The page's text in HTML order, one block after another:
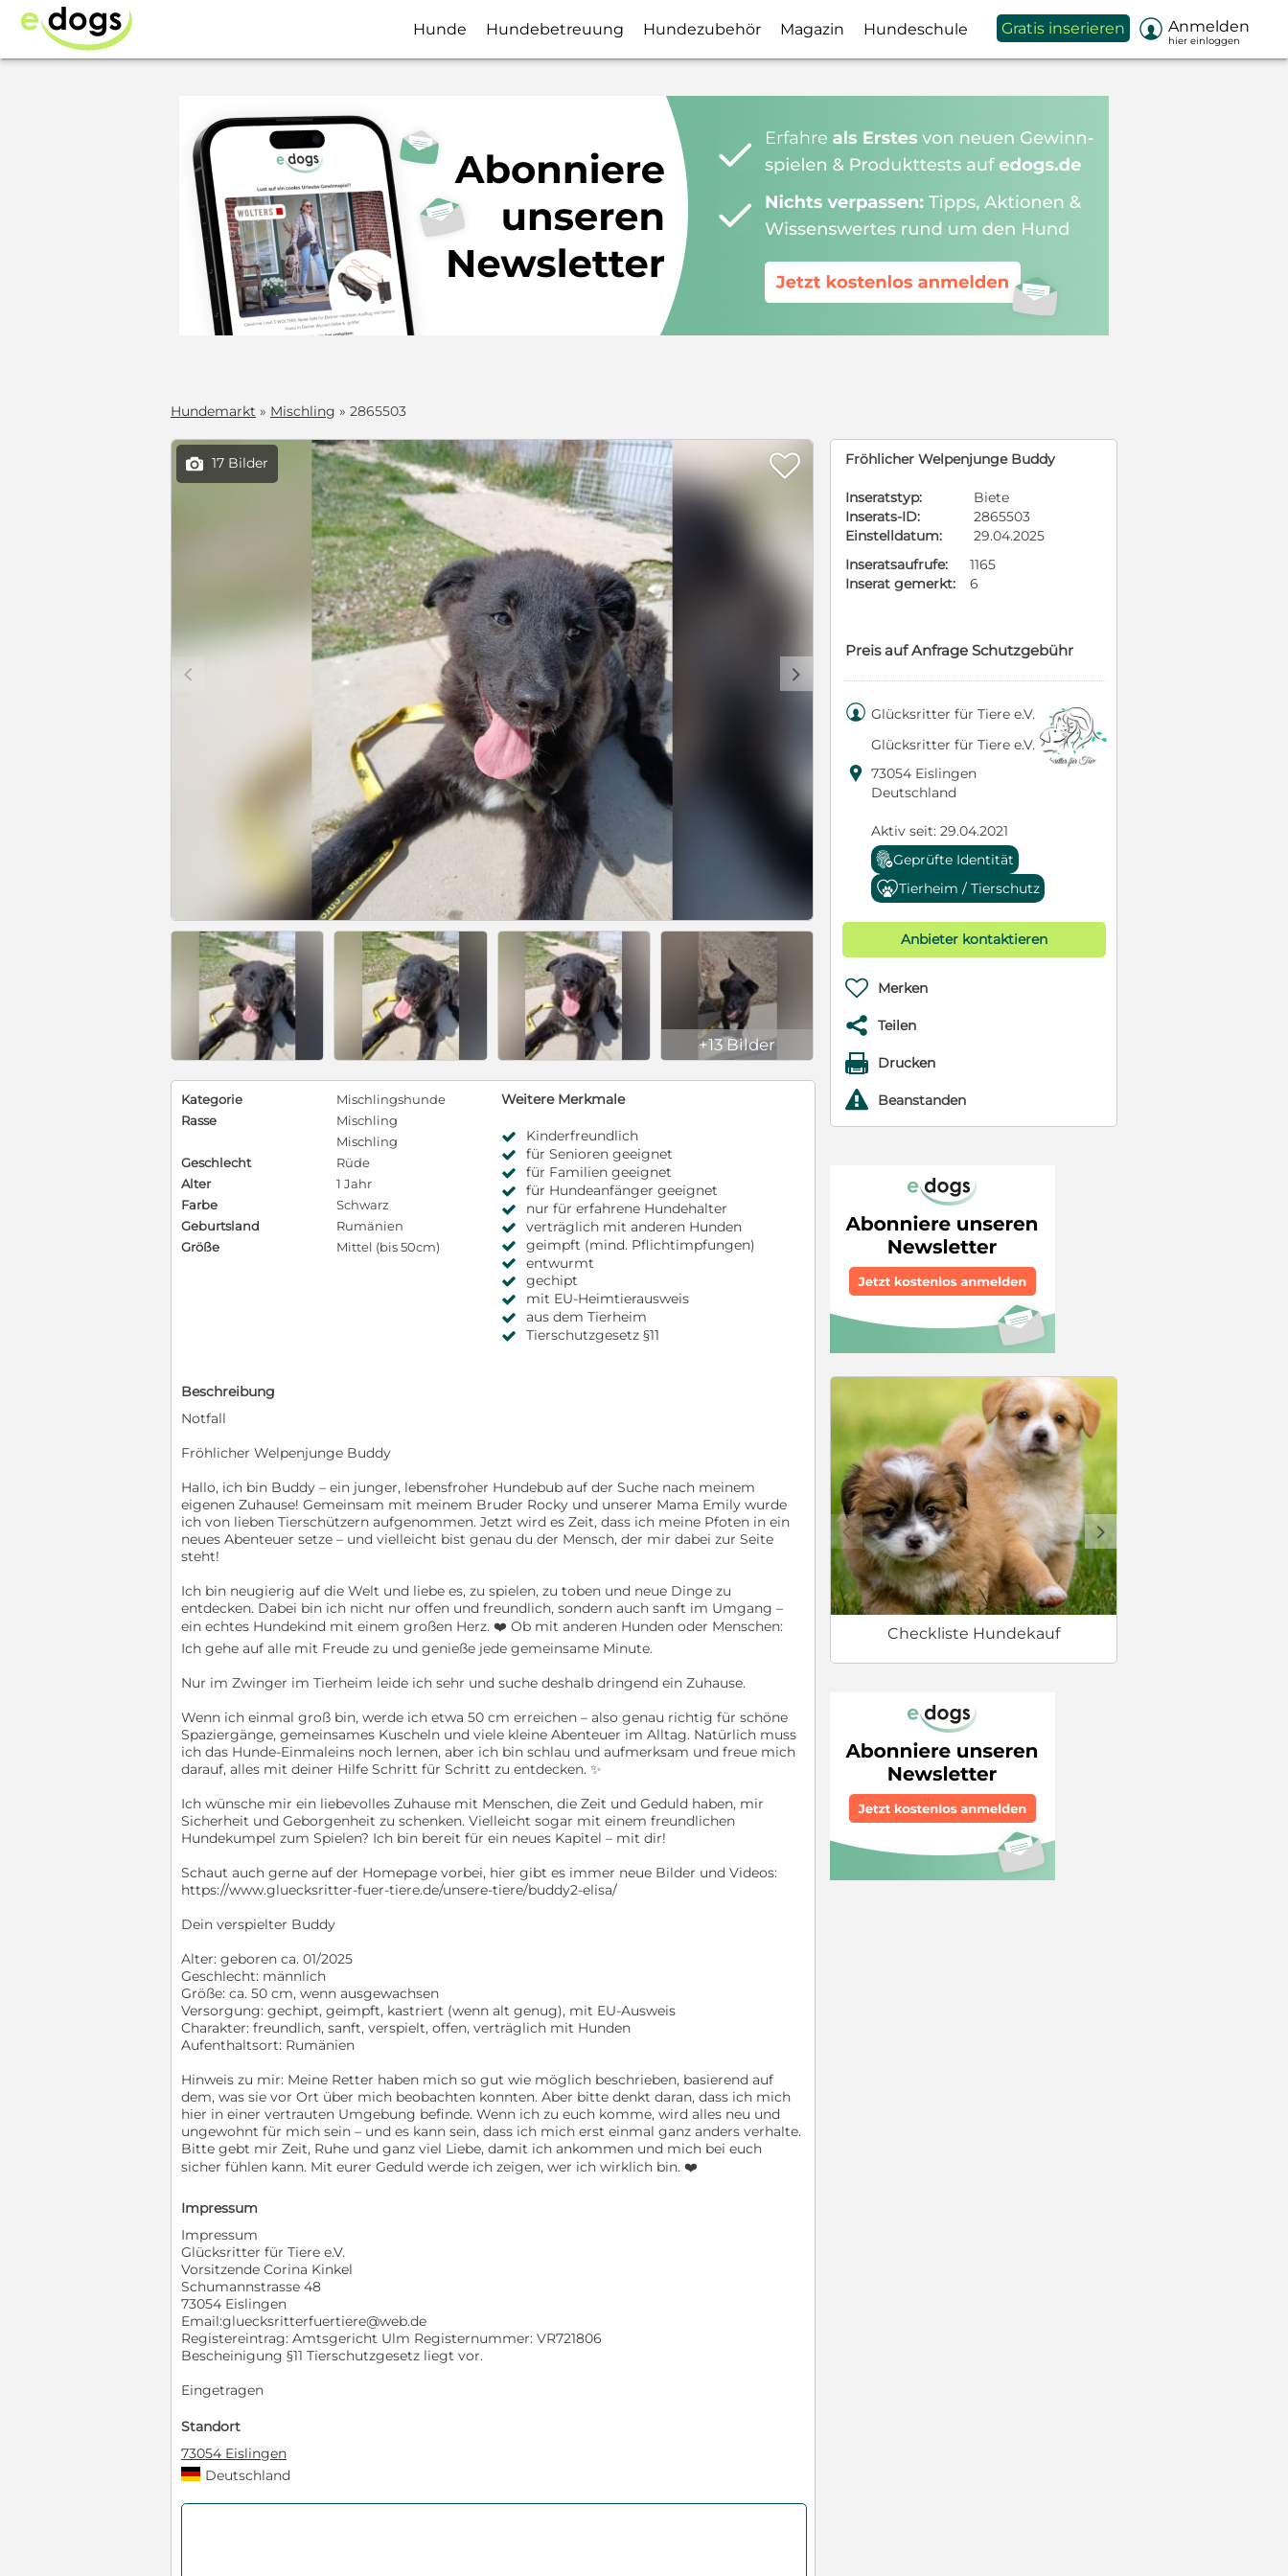
Hunde Hundebetreuung Hundezubehör Magazin Hundeschule Gratis inserieren  Anmelden
hier einloggen
Hundemarkt » Mischling » 2865503
 17 Bilder 
c d
+13 Bilder
Fröhlicher Welpenjunge Buddy
Inseratstyp:
Biete
Inserats-ID:
2865503
Einstelldatum:
29.04.2025
Inseratsaufrufe:
1165
Inserat gemerkt:
6
Preis auf Anfrage Schutzgebühr
 Glücksritter für Tiere e.V.
Glücksritter für Tiere e.V.
 73054 Eislingen
Deutschland
Aktiv seit: 29.04.2021
Geprüfte Identität
Tierheim / Tierschutz
Anbieter kontaktieren
 Merken
 Teilen
 Drucken
r Beanstanden
Checkliste Hundekauf
c d
Kategorie
Mischlingshunde
Rasse
Mischling
Mischling
Geschlecht
Rüde
Alter
1 Jahr
Farbe
Schwarz
Geburtsland
Rumänien
Größe
Mittel (bis 50cm)
Weitere Merkmale
Kinderfreundlich
für Senioren geeignet
für Familien geeignet
für Hundeanfänger geeignet
nur für erfahrene Hundehalter
verträglich mit anderen Hunden
geimpft (mind. Pflichtimpfungen)
entwurmt
gechipt
mit EU-Heimtierausweis
aus dem Tierheim
Tierschutzgesetz §11
Beschreibung
Notfall
Fröhlicher Welpenjunge Buddy
Hallo, ich bin Buddy – ein junger, lebensfroher Hundebub auf der Suche nach meinem
eigenen Zuhause! Gemeinsam mit meinem Bruder Rocky und unserer Mama Emily wurde
ich von lieben Tierschützern aufgenommen. Jetzt wird es Zeit, dass ich meine Pfoten in ein
neues Abenteuer setze – und vielleicht bist genau du der Mensch, der mir dabei zur Seite
steht!
Ich bin neugierig auf die Welt und liebe es, zu spielen, zu toben und neue Dinge zu
entdecken. Dabei bin ich nicht nur offen und freundlich, sondern auch sanft im Umgang –
ein echtes Hundekind mit einem großen Herz. ❤️ Ob mit anderen Hunden oder Menschen:
Ich gehe auf alle mit Freude zu und genieße jede gemeinsame Minute.
Nur im Zwinger im Tierheim leide ich sehr und suche deshalb dringend ein Zuhause.
Wenn ich einmal groß bin, werde ich etwa 50 cm erreichen – also genau richtig für schöne
Spaziergänge, gemeinsames Kuscheln und viele kleine Abenteuer im Alltag. Natürlich muss
ich das Hunde-Einmaleins noch lernen, aber ich bin schlau und aufmerksam und freue mich
darauf, alles mit deiner Hilfe Schritt für Schritt zu entdecken. ✨
Ich wünsche mir ein liebevolles Zuhause mit Menschen, die Zeit und Geduld haben, mir
Sicherheit und Geborgenheit zu schenken. Vielleicht sogar mit einem freundlichen
Hundekumpel zum Spielen? Ich bin bereit für ein neues Kapitel – mit dir!
Schaut auch gerne auf der Homepage vorbei, hier gibt es immer neue Bilder und Videos:
https://www.gluecksritter-fuer-tiere.de/unsere-tiere/buddy2-elisa/
Dein verspielter Buddy
Alter: geboren ca. 01/2025
Geschlecht: männlich
Größe: ca. 50 cm, wenn ausgewachsen
Versorgung: gechipt, geimpft, kastriert (wenn alt genug), mit EU-Ausweis
Charakter: freundlich, sanft, verspielt, offen, verträglich mit Hunden
Aufenthaltsort: Rumänien
Hinweis zu mir: Meine Retter haben mich so gut wie möglich beschrieben, basierend auf
dem, was sie vor Ort über mich beobachten konnten. Aber bitte denkt daran, dass ich mich
hier in einer vertrauten Umgebung befinde. Wenn ich zu euch komme, wird alles neu und
ungewohnt für mich sein – und es kann sein, dass ich mich erst einmal ganz anders verhalte.
Bitte gebt mir Zeit, Ruhe und ganz viel Liebe, damit ich ankommen und mich bei euch
sicher fühlen kann. Mit eurer Geduld werde ich zeigen, wer ich wirklich bin. ❤️
Impressum
Impressum
Glücksritter für Tiere e.V.
Vorsitzende Corina Kinkel
Schumannstrasse 48
73054 Eislingen
Email:gluecksritterfuertiere@web.de
Registereintrag: Amtsgericht Ulm Registernummer: VR721806
Bescheinigung §11 Tierschutzgesetz liegt vor.
Eingetragen
Standort
73054 Eislingen
Deutschland